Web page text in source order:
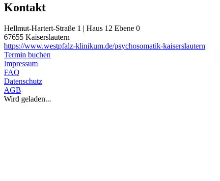
Kontakt
Hellmut-Hartert-Straße 1 | Haus 12 Ebene 0
67655 Kaiserslautern
https://www.westpfalz-klinikum.de/psychosomatik-kaiserslautern
Termin buchen
Impressum
FAQ
Datenschutz
AGB
Wird geladen...